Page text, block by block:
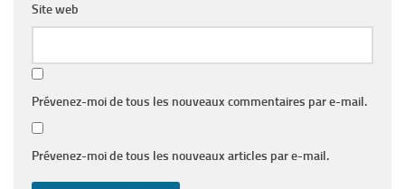
Site web
Prévenez-moi de tous les nouveaux commentaires par e-mail.
Prévenez-moi de tous les nouveaux articles par e-mail.